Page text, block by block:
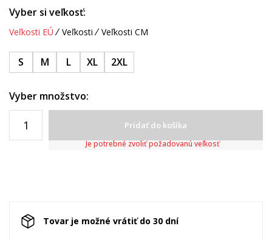
Vyber si veľkosť:
Veľkosti EÚ Veľkosti Veľkosti CM
S M L XL 2XL
Vyber množstvo:
Pridať do košíka
Je potrebné zvoliť požadovanú veľkosť
Tovar je možné vrátiť do 30 dní